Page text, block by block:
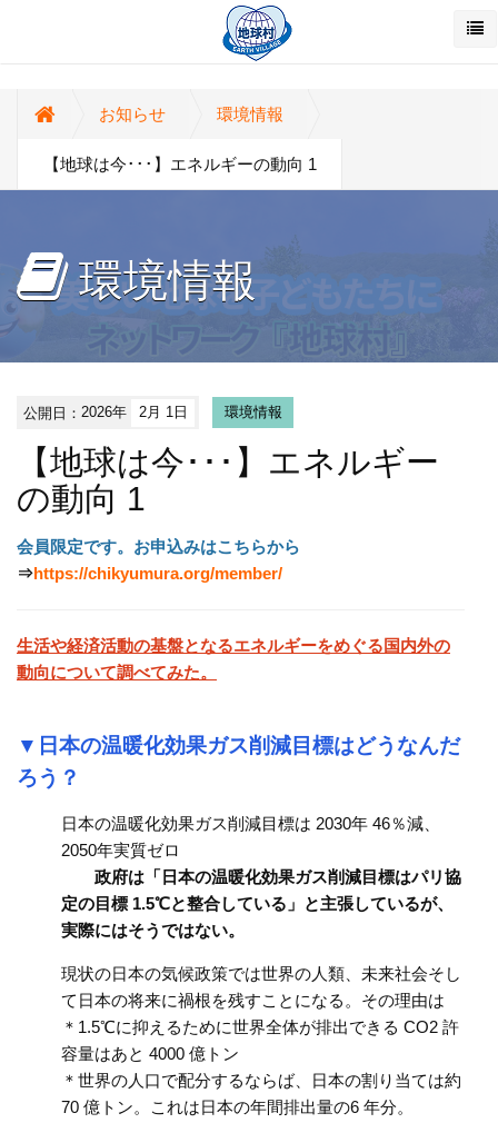
お知らせ 環境情報
【地球は今･･･】エネルギーの動向 1
環境情報
公開日：2026年 2月 1日 環境情報
【地球は今･･･】エネルギー
の動向 1
会員限定です。お申込みはこちらから
⇒https://chikyumura.org/member/
生活や経済活動の基盤となるエネルギーをめぐる国内外の
動向について調べてみた。
▼日本の温暖化効果ガス削減目標はどうなんだ
ろう？
日本の温暖化効果ガス削減目標は 2030年 46％減、
2050年実質ゼロ
政府は「日本の温暖化効果ガス削減目標はパリ協
定の目標 1.5℃と整合している」と主張しているが、
実際にはそうではない。
現状の日本の気候政策では世界の人類、未来社会そし
て日本の将来に禍根を残すことになる。その理由は
＊1.5℃に抑えるために世界全体が排出できる CO2 許
容量はあと 4000 億トン
＊世界の人口で配分するならば、日本の割り当ては約
70 億トン。これは日本の年間排出量の6 年分。